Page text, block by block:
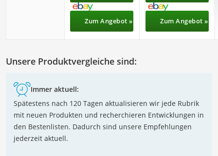
Zum Angebot » Zum Angebot »
Unsere Produktvergleiche sind:
Immer aktuell:
Spätestens nach 120 Tagen aktualisieren wir jede Rubrik
mit neuen Produkten und recherchieren Entwicklungen in
den Bestenlisten. Dadurch sind unsere Empfehlungen
jederzeit aktuell.